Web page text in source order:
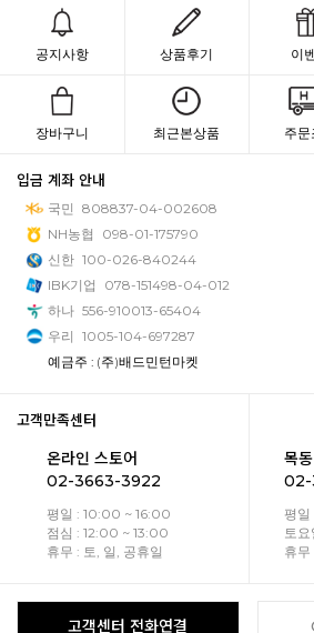
공지사항 상품후기 이
장바구니 최근본상품 주문
입금 계좌 안내
국민 808837-04-002608
NH농협
098-01-175790
신한 100-026-840244
IBK기업
078-151498-04-012
하나 556-910013-65404
우리 1005-104-697287
예금주 : (주)배드민턴마켓
고객만족센터
온라인 스토어
02-3663-3922
평일 : 10:00 ~ 16:00
점심 : 12:00 ~ 13:00
휴무 : 토, 일, 공휴일
목
평
토
휴무
고객센터 전화연결